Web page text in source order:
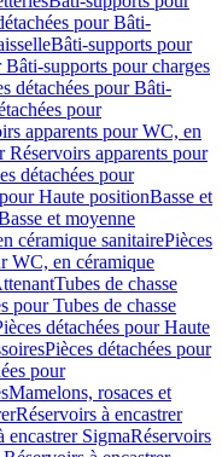
pour Bâti-
Bâti-supports pour
Bâti-supports pour charges
détachées pour Bâti-
pour
apparents pour WC, en
Réservoirs apparents pour
détachées pour
Haute positionBasse et
et moyenne
céramique sanitairePièces
WC, en céramique
Tubes de chasse
pour Tubes de chasse
détachées pour Haute
Pièces détachées pour
pour
Mamelons, rosaces et
Réservoirs à encastrer
encastrer SigmaRéservoirs